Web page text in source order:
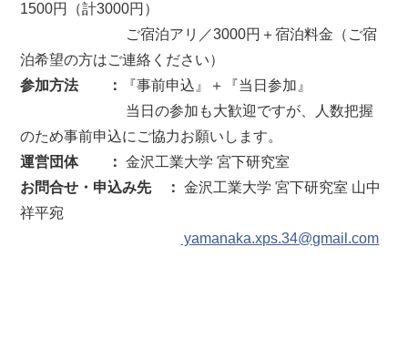
1500円（計3000円）
ご宿泊アリ／3000円＋宿泊料金（ご宿
泊希望の方はご連絡ください）
参加方法 ：
『事前申込』＋『当日参加』
当日の参加も大歓迎ですが、人数把握
のため事前申込にご協力お願いします。
運営団体 ：金沢工業大学 宮下研究室
お問合せ・申込み先 ：金沢工業大学 宮下研究室 山中
祥平宛
yamanaka.xps.34@gmail.com